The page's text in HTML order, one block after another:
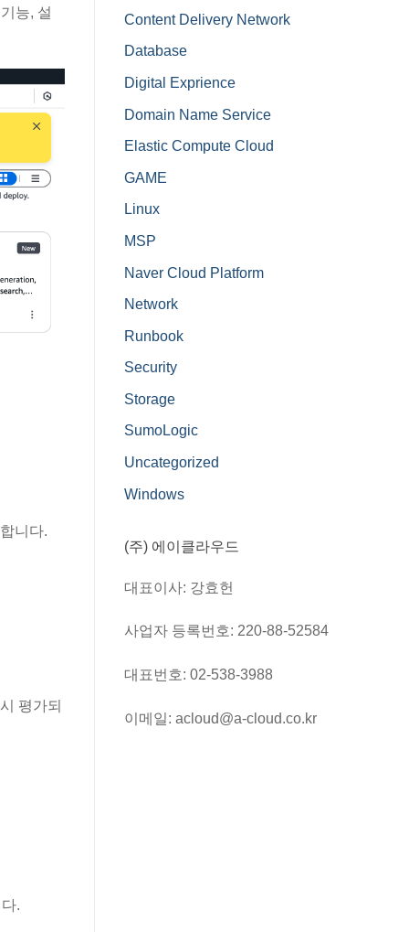
능, 설
니다.
평가되
.
Content Delivery Network
Database
Digital Exprience
Domain Name Service
Elastic Compute Cloud
GAME
Linux
MSP
Naver Cloud Platform
Network
Runbook
Security
Storage
SumoLogic
Uncategorized
Windows
(주) 에이클라우드
대표이사: 강효헌
사업자 등록번호: 220-88-52584
대표번호: 02-538-3988
이메일: acloud@a-cloud.co.kr